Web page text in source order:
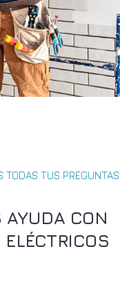
TODAS TUS PREGUNTAS
AYUDA CON